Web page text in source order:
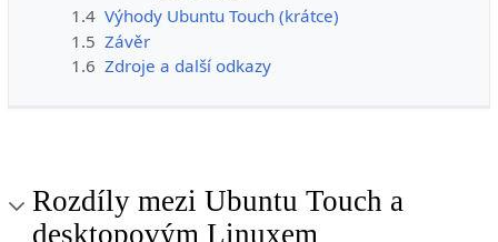
1.4 Výhody Ubuntu Touch (krátce)
1.5 Závěr
1.6 Zdroje a další odkazy
Rozdíly mezi Ubuntu Touch a
desktopovým Linuxem